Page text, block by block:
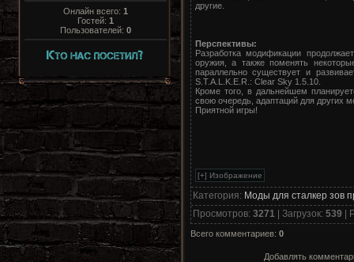
Онлайн всего: 1
Гостей: 1
Пользователей: 0
другие.
Перспективы:
Разработка модификации
оружия, а также поменять
параллельно существует и
S.T.A.L.K.E.R.: Clear Sky 1.5.10.
Кроме того, в дальнейшем
свою очередь, адаптаций для других
Приятной игры!
Категория: Моды для сталкер зов
Просмотров: 3271 | Загрузок: 539 |
Всего комментариев: 0
Добавлять